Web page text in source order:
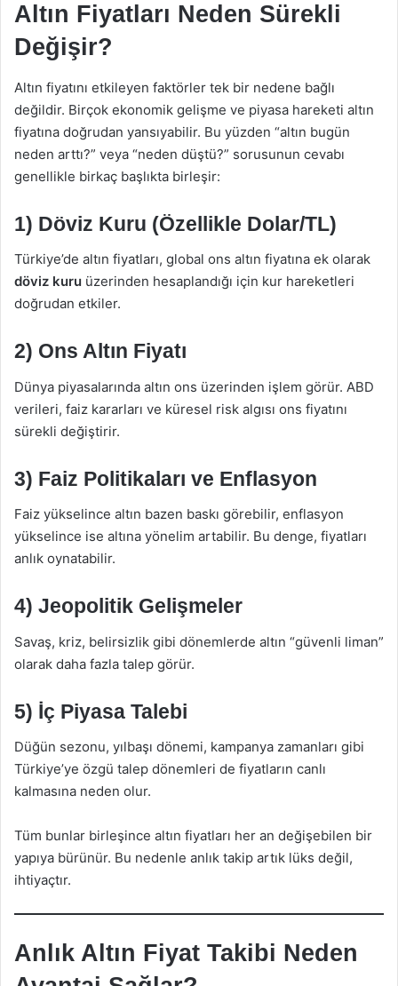
Altın Fiyatları Neden Sürekli
Değişir?
Altın fiyatını etkileyen faktörler tek bir nedene bağlı
değildir. Birçok ekonomik gelişme ve piyasa hareketi altın
fiyatına doğrudan yansıyabilir. Bu yüzden “altın bugün
neden arttı?” veya “neden düştü?” sorusunun cevabı
genellikle birkaç başlıkta birleşir:
1) Döviz Kuru (Özellikle Dolar/TL)
Türkiye’de altın fiyatları, global ons altın fiyatına ek olarak
döviz kuru üzerinden hesaplandığı için kur hareketleri
doğrudan etkiler.
2) Ons Altın Fiyatı
Dünya piyasalarında altın ons üzerinden işlem görür. ABD
verileri, faiz kararları ve küresel risk algısı ons fiyatını
sürekli değiştirir.
3) Faiz Politikaları ve Enflasyon
Faiz yükselince altın bazen baskı görebilir, enflasyon
yükselince ise altına yönelim artabilir. Bu denge, fiyatları
anlık oynatabilir.
4) Jeopolitik Gelişmeler
Savaş, kriz, belirsizlik gibi dönemlerde altın “güvenli liman”
olarak daha fazla talep görür.
5) İç Piyasa Talebi
Düğün sezonu, yılbaşı dönemi, kampanya zamanları gibi
Türkiye’ye özgü talep dönemleri de fiyatların canlı
kalmasına neden olur.
Tüm bunlar birleşince altın fiyatları her an değişebilen bir
yapıya bürünür. Bu nedenle anlık takip artık lüks değil,
ihtiyaçtır.
Anlık Altın Fiyat Takibi Neden